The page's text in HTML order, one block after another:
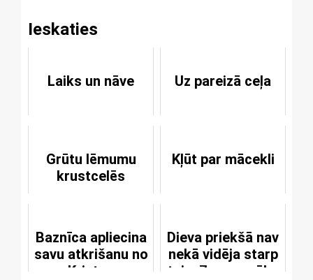
Ieskaties
Laiks un nāve Uz pareizā ceļa
Grūtu lēmumu
krustcelēs
Kļūt par mācekli
Baznīca apliecina
savu atkrišanu no
Kristus
Dieva priekšā nav
nekā vidēja starp
taisnību un grēku